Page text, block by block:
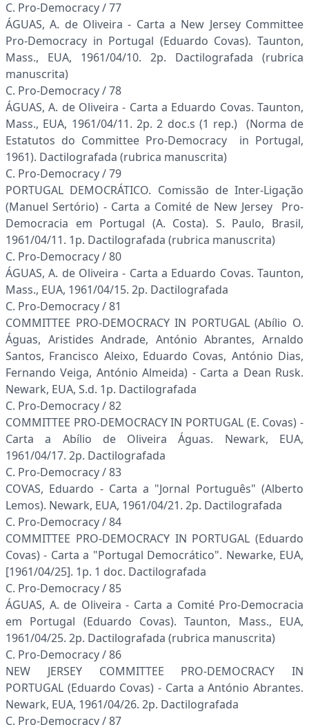
C. Pro-Democracy / 77
ÁGUAS, A. de Oliveira - Carta a New Jersey Committee
Pro-Democracy in Portugal (Eduardo Covas). Taunton,
Mass., EUA, 1961/04/10. 2p. Dactilografada (rubrica
manuscrita)
C. Pro-Democracy / 78
ÁGUAS, A. de Oliveira - Carta a Eduardo Covas. Taunton,
Mass., EUA, 1961/04/11. 2p. 2 doc.s (1 rep.) (Norma de
Estatutos do Committee Pro-Democracy in Portugal,
1961). Dactilografada (rubrica manuscrita)
C. Pro-Democracy / 79
PORTUGAL DEMOCRÁTICO. Comissão de Inter-Ligação
(Manuel Sertório) - Carta a Comité de New Jersey Pro-
Democracia em Portugal (A. Costa). S. Paulo, Brasil,
1961/04/11. 1p. Dactilografada (rubrica manuscrita)
C. Pro-Democracy / 80
ÁGUAS, A. de Oliveira - Carta a Eduardo Covas. Taunton,
Mass., EUA, 1961/04/15. 2p. Dactilografada
C. Pro-Democracy / 81
COMMITTEE PRO-DEMOCRACY IN PORTUGAL (Abílio O.
Águas, Aristides Andrade, António Abrantes, Arnaldo
Santos, Francisco Aleixo, Eduardo Covas, António Dias,
Fernando Veiga, António Almeida) - Carta a Dean Rusk.
Newark, EUA, S.d. 1p. Dactilografada
C. Pro-Democracy / 82
COMMITTEE PRO-DEMOCRACY IN PORTUGAL (E. Covas) -
Carta a Abílio de Oliveira Águas. Newark, EUA,
1961/04/17. 2p. Dactilografada
C. Pro-Democracy / 83
COVAS, Eduardo - Carta a "Jornal Português" (Alberto
Lemos). Newark, EUA, 1961/04/21. 2p. Dactilografada
C. Pro-Democracy / 84
COMMITTEE PRO-DEMOCRACY IN PORTUGAL (Eduardo
Covas) - Carta a "Portugal Democrático". Newarke, EUA,
[1961/04/25]. 1p. 1 doc. Dactilografada
C. Pro-Democracy / 85
ÁGUAS, A. de Oliveira - Carta a Comité Pro-Democracia
em Portugal (Eduardo Covas). Taunton, Mass., EUA,
1961/04/25. 2p. Dactilografada (rubrica manuscrita)
C. Pro-Democracy / 86
NEW JERSEY COMMITTEE PRO-DEMOCRACY IN
PORTUGAL (Eduardo Covas) - Carta a António Abrantes.
Newark, EUA, 1961/04/26. 2p. Dactilografada
C. Pro-Democracy / 87